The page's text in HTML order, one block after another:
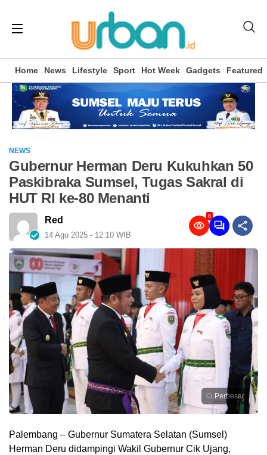
Home News Lifestyle Sport Hot Week Gadgets Featured
NEWS
Gubernur Herman Deru Kukuhkan 50
Paskibraka Sumsel, Tugas Sakral di
HUT RI ke-80 Menanti
Red
14 Agu 2025 - 12:10 WIB
8
Perbesar
Palembang – Gubernur Sumatera Selatan (Sumsel)
Herman Deru didampingi Wakil Gubernur Cik Ujang,